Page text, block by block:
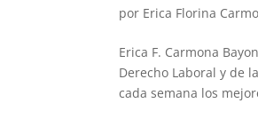
por Erica Florina
Erica F. Carmona
Derecho Laboral y de
cada semana los